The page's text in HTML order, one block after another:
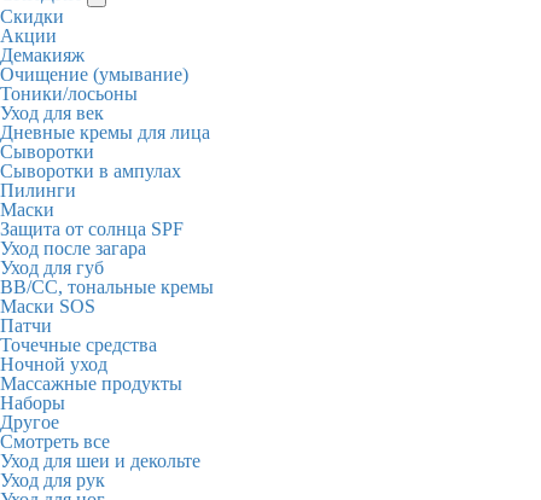
Скидки
Акции
Демакияж
Очищение (умывание)
Тоники/лосьоны
Уход для век
Дневные кремы для лица
Сыворотки
Сыворотки в ампулах
Пилинги
Маски
Защита от солнца SPF
Уход после загара
Уход для губ
BB/CC, тональные кремы
Маски SOS
Патчи
Точечные средства
Ночной уход
Массажные продукты
Наборы
Другое
Смотреть все
Уход для шеи и декольте
Уход для рук